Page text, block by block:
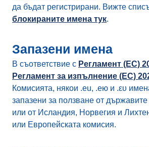
да бъдат регистрирани. Вижте
блокираните имена тук.
Запазени имена
В съответствие с Регламент (ЕС)
Регламент за изпълнение (ЕС)
Комисията, някои .eu, .ею и .ευ
запазени за ползване от
или от Исландия, Норвегия и
или Европейската комисия.